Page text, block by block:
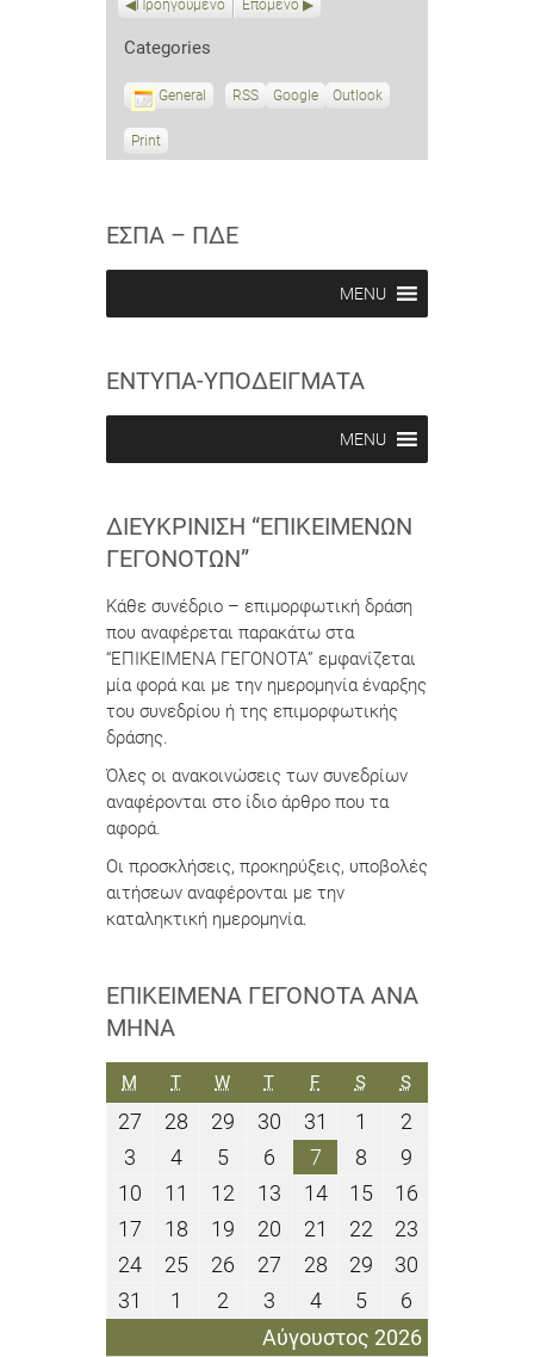
Προηγούμενο Επόμενο
Categories
General RSS
S
s
e
Google
S
s
e
Outlook
Print
i
ΕΣΠΑ – ΠΔΕ
MENU
ΕΝΤΥΠΑ-ΥΠΟΔΕΙΓΜΑΤΑ
MENU
ΔΙΕΥΚΡΊΝΙΣΗ “ΕΠΙΚΕΊΜΕΝΩΝ
ΓΕΓΟΝΌΤΩΝ”
Κάθε συνέδριο – επιμορφωτική δράση
που αναφέρεται παρακάτω στα
“ΕΠΙΚΕΙΜΕΝΑ ΓΕΓΟΝΟΤΑ” εμφανίζεται
μία φορά και με την ημερομηνία έναρξης
του συνεδρίου ή της επιμορφωτικής
δράσης.
Όλες οι ανακοινώσεις των συνεδρίων
αναφέρονται στο ίδιο άρθρο που τα
αφορά.
Οι προσκλήσεις, προκηρύξεις, υποβολές
αιτήσεων αναφέρονται με την
καταληκτική ημερομηνία.
ΕΠΙΚΕΊΜΕΝΑ ΓΕΓΟΝΌΤΑ ΑΝΆ
ΜΉΝΑ
Αύγουστος 2026
M ΔΕΥΤΈΡΑ
TΤΡΊΤΗ
WΤΕΤΆΡΤΗ
TΠΈΜΠΤΗ
FΠΑΡΑΣΚΕΥΉ
SΣΆΒΒΑΤΟ
SΚΥΡΙΑΚΉ
27
Ιουλίου
2026
28
Ιουλίου
2026
29
Ιουλίου
2026
30
Ιουλίου
2026
31
Ιουλίου
2026
1
Αυγούστου
2026
22
3
Αυγούστου
2026
44
Αυγούστου
2026
55
Αυγούστου
2026
6
Αυγούστου
2026
77
Αυγούστου
2026
88
Αυγούστου
2026
99
Αυγούστου
2026
10
Αυγούστου
2026
11
Αυγούστου
2026
12
Αυγούστου
2026
13
Αυγούστου
2026
1414
Αυγούστου
2026
1515
Αυγούστου
2026
1616
Αυγούστου
2026
17
Αυγούστου
2026
18
Αυγούστου
2026
19
Αυγούστου
2026
20
Αυγούστου
2026
21
Αυγούστου
2026
2222
Αυγούστου
2026
2323
2026
2424
Αυγούστου
2026
2525
Αυγούστου
2026
26
Αυγούστου
2026
27
Αυγούστου
2026
2828
Αυγούστου
2026
2929
Αυγούστου
2026
3030
2026
31
Αυγούστου
1
Σεπτεμβρίου
2
Σεπτεμβρίου
2026
3
Σεπτεμβρίου
2026
44
Σεπτεμβρίου
2026
55
Σεπτεμβρίου
2026
66
2026